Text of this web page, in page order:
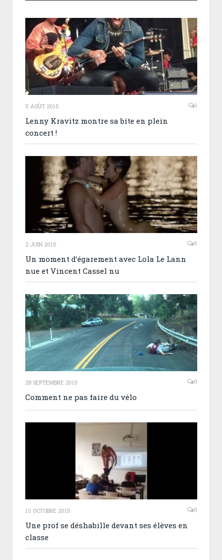
5 AOÛT 2015 1
Lenny Kravitz montre sa bite en plein
concert !
2 JUIN 2015 5
Un moment d’égarement avec Lola Le Lann
nue et Vincent Cassel nu
28 SEPTEMBRE 2015 0
Comment ne pas faire du vélo
13 OCTOBRE 2015 0
Une prof se déshabille devant ses élèves en
classe